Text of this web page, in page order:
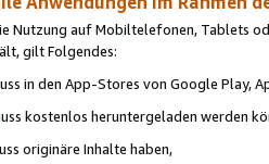
Nutzung auf Mobiltelefonen, Tablets
gilt Folgendes:
in den App-Stores von Google Play,
kostenlos heruntergeladen werden
originäre Inhalte haben,